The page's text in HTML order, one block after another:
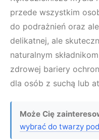
przede wszystkim
do podrażnień oraz
delikatnej, ale
naturalnym
zdrowej bariery
dla osób z suchą lub
Może Cię
wybrać do twarzy